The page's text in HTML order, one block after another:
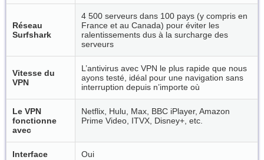
Réseau
Surfshark
4 500 serveurs dans 100 pays (y compris en
France et au Canada) pour éviter les
ralentissements dus à la surcharge des
serveurs
Vitesse du
VPN
L’antivirus avec VPN le plus rapide que nous
ayons testé, idéal pour une navigation sans
interruption depuis n’importe où
Le VPN
fonctionne
avec
Netflix, Hulu, Max, BBC iPlayer, Amazon
Prime Video, ITVX, Disney+, etc.
Interface
Oui